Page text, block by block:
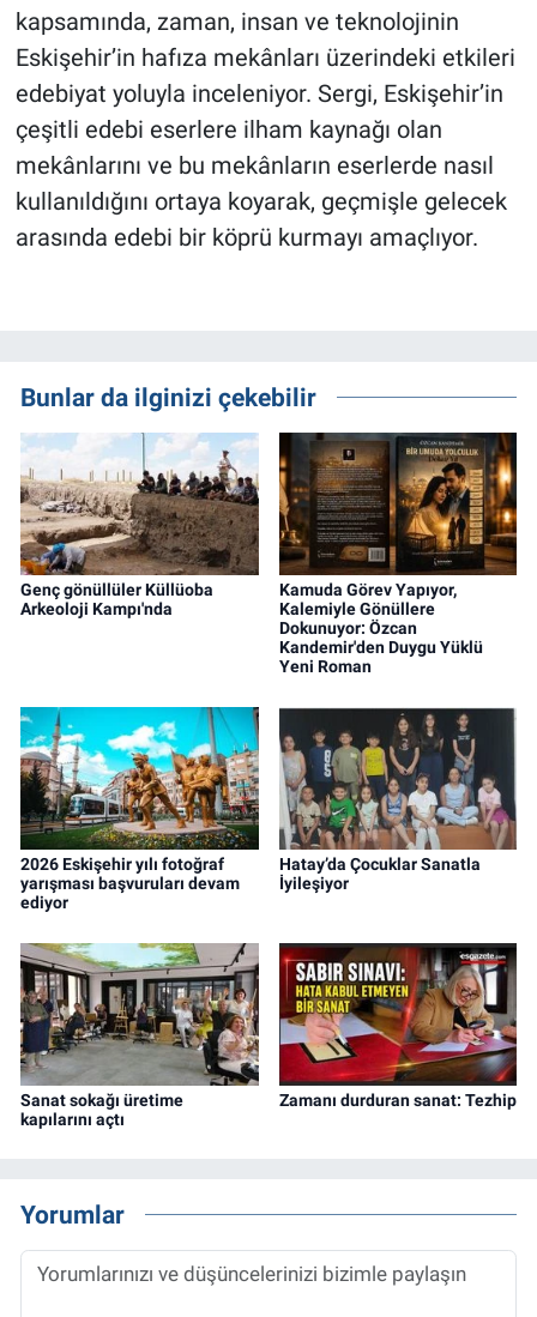
kapsamında, zaman, insan ve teknolojinin
Eskişehir’in hafıza mekânları üzerindeki etkileri
edebiyat yoluyla inceleniyor. Sergi, Eskişehir’in
çeşitli edebi eserlere ilham kaynağı olan
mekânlarını ve bu mekânların eserlerde nasıl
kullanıldığını ortaya koyarak, geçmişle gelecek
arasında edebi bir köprü kurmayı amaçlıyor.
Bunlar da ilginizi çekebilir
Genç gönüllüler Küllüoba
Arkeoloji Kampı'nda
Kamuda Görev Yapıyor,
Kalemiyle Gönüllere
Dokunuyor: Özcan
Kandemir'den Duygu Yüklü
Yeni Roman
2026 Eskişehir yılı fotoğraf
yarışması başvuruları devam
ediyor
Hatay’da Çocuklar Sanatla
İyileşiyor
Sanat sokağı üretime
kapılarını açtı
Zamanı durduran sanat: Tezhip
Yorumlar